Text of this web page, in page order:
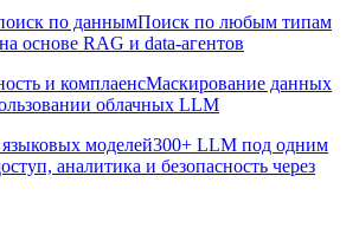
по даннымПоиск по любым типам
основе RAG и data-агентов
и комплаенсМаскирование данных
облачных LLM
моделей300+ LLM под одним
аналитика и безопасность через